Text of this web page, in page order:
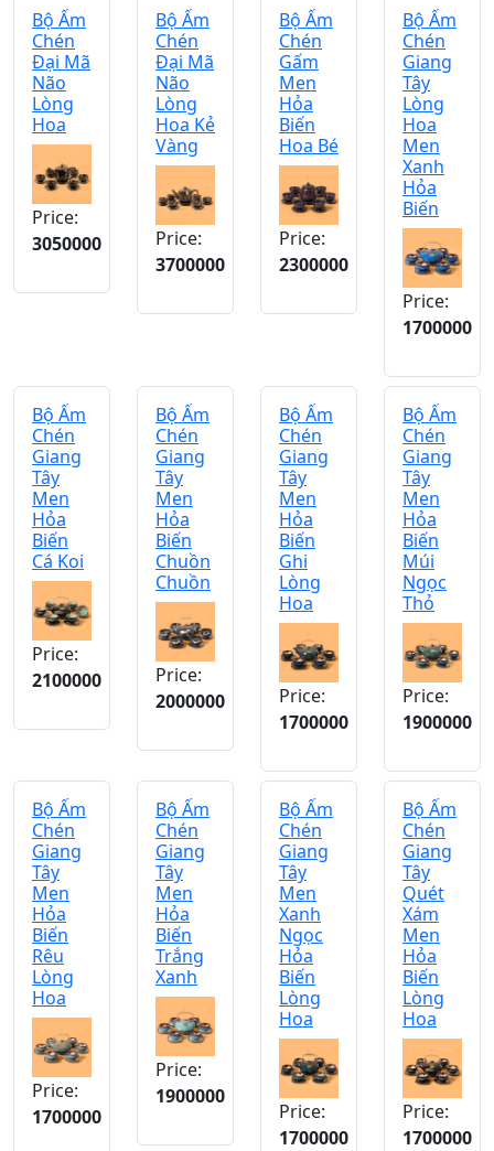
Bộ Ấm
Chén
Đại Mã
Não
Lòng
Hoa
Price:
3050000
Bộ Ấm
Chén
Đại Mã
Não
Lòng
Hoa Kẻ
Vàng
Price:
3700000
Bộ Ấm
Chén
Gấm
Men
Hỏa
Biến
Hoa Bé
Price:
2300000
Bộ Ấm
Chén
Giang
Tây
Lòng
Hoa
Men
Xanh
Hỏa
Biến
Price:
1700000
Bộ Ấm
Chén
Giang
Tây
Men
Hỏa
Biến
Cá Koi
Price:
2100000
Bộ Ấm
Chén
Giang
Tây
Men
Hỏa
Biến
Chuồn
Chuồn
Price:
2000000
Bộ Ấm
Chén
Giang
Tây
Men
Hỏa
Biến
Ghi
Lòng
Hoa
Price:
1700000
Bộ Ấm
Chén
Giang
Tây
Men
Hỏa
Biến
Múi
Ngọc
Thỏ
Price:
1900000
Bộ Ấm
Chén
Giang
Tây
Men
Hỏa
Biến
Rêu
Lòng
Hoa
Price:
1700000
Bộ Ấm
Chén
Giang
Tây
Men
Hỏa
Biến
Trắng
Xanh
Price:
1900000
Bộ Ấm
Chén
Giang
Tây
Men
Xanh
Ngọc
Hỏa
Biến
Lòng
Hoa
Price:
1700000
Bộ Ấm
Chén
Giang
Tây
Quét
Xám
Men
Hỏa
Biến
Lòng
Hoa
Price:
1700000